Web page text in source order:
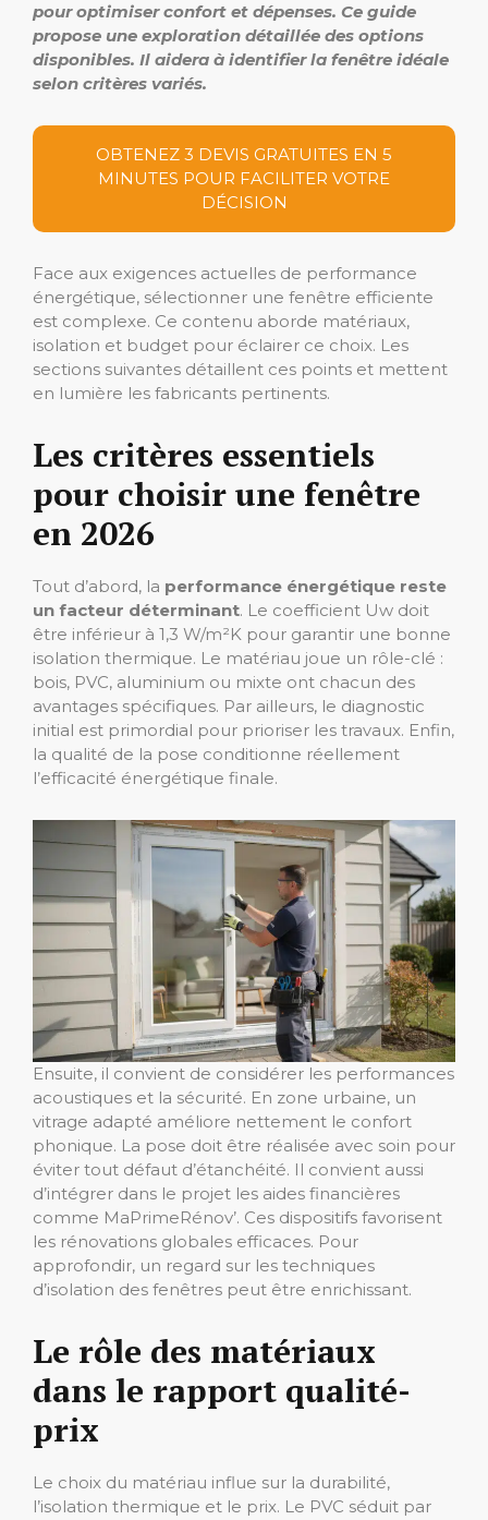
pour optimiser confort et dépenses. Ce guide
propose une exploration détaillée des options
disponibles. Il aidera à identifier la fenêtre idéale
selon critères variés.
OBTENEZ 3 DEVIS GRATUITES EN 5
MINUTES POUR FACILITER VOTRE
DÉCISION
Face aux exigences actuelles de performance
énergétique, sélectionner une fenêtre efficiente
est complexe. Ce contenu aborde matériaux,
isolation et budget pour éclairer ce choix. Les
sections suivantes détaillent ces points et mettent
en lumière les fabricants pertinents.
Les critères essentiels
pour choisir une fenêtre
en 2026
Tout d’abord, la performance énergétique reste
un facteur déterminant. Le coefficient Uw doit
être inférieur à 1,3 W/m²K pour garantir une bonne
isolation thermique. Le matériau joue un rôle-clé :
bois, PVC, aluminium ou mixte ont chacun des
avantages spécifiques. Par ailleurs, le diagnostic
initial est primordial pour prioriser les travaux. Enfin,
la qualité de la pose conditionne réellement
l’efficacité énergétique finale.
Ensuite, il convient de considérer les performances
acoustiques et la sécurité. En zone urbaine, un
vitrage adapté améliore nettement le confort
phonique. La pose doit être réalisée avec soin pour
éviter tout défaut d’étanchéité. Il convient aussi
d’intégrer dans le projet les aides financières
comme MaPrimeRénov’. Ces dispositifs favorisent
les rénovations globales efficaces. Pour
approfondir, un regard sur les techniques
d’isolation des fenêtres peut être enrichissant.
Le rôle des matériaux
dans le rapport qualité-
prix
Le choix du matériau influe sur la durabilité,
l’isolation thermique et le prix. Le PVC séduit par